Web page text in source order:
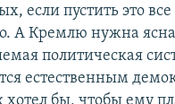
если пустить это
А Кремлю нужна
политическая
естественным